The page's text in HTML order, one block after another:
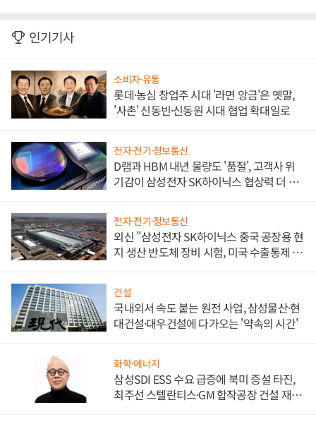
인기기사
소비자·유통
롯데·농심 창업주 시대 '라면 앙금'은 옛말,
'사촌' 신동빈·신동원 시대 협업 확대일로
전자·전기·정보통신
D램과 HBM 내년 물량도 '품절', 고객사 위
기감이 삼성전자 SK하이닉스 협상력 더 키
전자·전기·정보통신
외신 "삼성전자 SK하이닉스 중국 공장용 현
지 생산 반도체 장비 시험, 미국 수출통제 대
건설
국내외서 속도 붙는 원전 사업, 삼성물산·현
대건설·대우건설에 다가오는 '약속의 시간'
화학·에너지
삼성SDI ESS 수요 급증에 북미 증설 타진,
최주선 스텔란티스·GM 합작공장 건설 재추